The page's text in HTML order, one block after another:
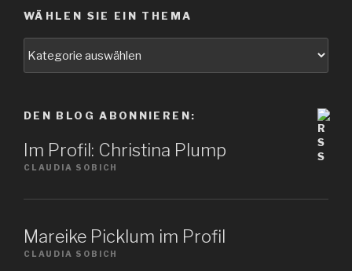
WÄHLEN SIE EIN THEMA
DEN BLOG ABONNIEREN:
Im Profil: Christina Plump
CLAUDIA SOBICH
Mareike Picklum im Profil
CLAUDIA SOBICH